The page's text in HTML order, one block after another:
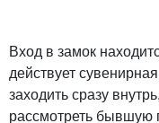
Вход в замок
действует
заходить сразу
рассмотреть бывшую